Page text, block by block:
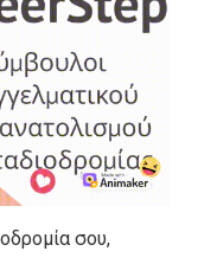
σου,